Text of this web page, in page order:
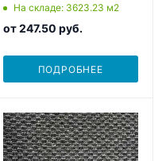
На складе: 3623.23 м2
от247.50 руб.
ПОДРОБНЕЕ